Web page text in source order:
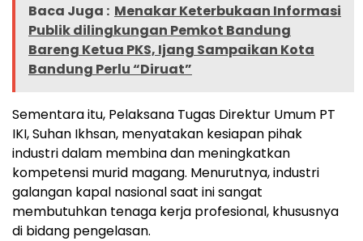
Baca Juga : Menakar Keterbukaan Informasi
Publik dilingkungan Pemkot Bandung
Bareng Ketua PKS, Ijang Sampaikan Kota
Bandung Perlu “Diruat”
Sementara itu, Pelaksana Tugas Direktur Umum PT
IKI, Suhan Ikhsan, menyatakan kesiapan pihak
industri dalam membina dan meningkatkan
kompetensi murid magang. Menurutnya, industri
galangan kapal nasional saat ini sangat
membutuhkan tenaga kerja profesional, khususnya
di bidang pengelasan.